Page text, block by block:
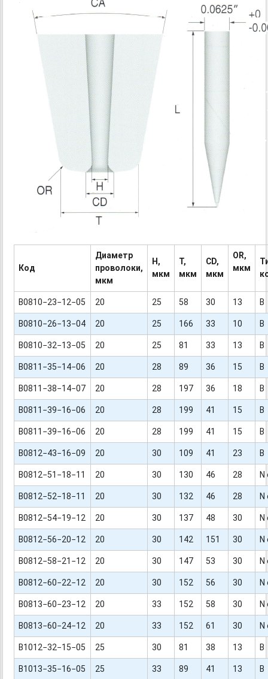
Код
Диаметр
проволоки,
мкм
H,
мкм
T,
мкм
CD,
мкм
OR,
мкм
B0810−23−12−05 20 25 58 30 13
B
B0810−26−13−04
20 25 166 33 10
B
B0810−32−13−05
20 25 81 33 13
B
B0811−35−14−06
20 28 89 36 15
B
B0811−38−14−07
20 28 197 36 18
B
B0811−39−16−06
20 28 199 41 15
B
B0811−39−16−06
20 28 199 41 15
B
B0812−43−16−09
20 30 109 41 23
B
B0812−51−18−11
20 30 130 46 28
N
B0812−52−18−11
20 30 132 46 28
N
B0812−54−19−12
20 30 137 48 30
N
B0812−56−20−12
20 30 142 151 30
N
B0812−58−21−12
20 30 147 53 30
N
B0812−60−22−12
20 30 152 56 30
N
B0813−60−23−12
20 33 152 58 30
N
B0813−60−24−12
20 33 152 61 30
N
B1012−32−15−05
25 30 81 38 13
B
B1013−35−16−05
25 33 89 41 13 B